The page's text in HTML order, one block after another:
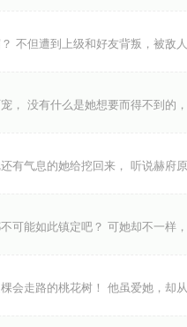
不但遭到上级和好友背叛，被
， 没有什么是她想要而得不到
有气息的她给挖回来， 听说赫
可能如此镇定吧？ 可她却不一
会走路的桃花树！ 他虽爱她，